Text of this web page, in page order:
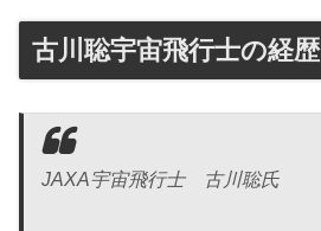
古川聡宇宙飛行士の経歴
JAXA宇宙飛行士 古川聡氏